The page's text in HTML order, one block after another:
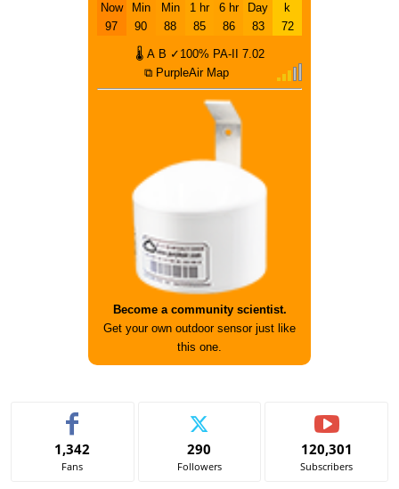
Now
97
Min
90
Min
88
1 hr
85
6 hr
86
Day
83
k
72
🌡 A B ✓100% PA-II
7.02
⧉ PurpleAir Map
Become a community scientist.
Get your own outdoor sensor just like
this one.
1,342
Fans
290
Followers
120,301
Subscribers